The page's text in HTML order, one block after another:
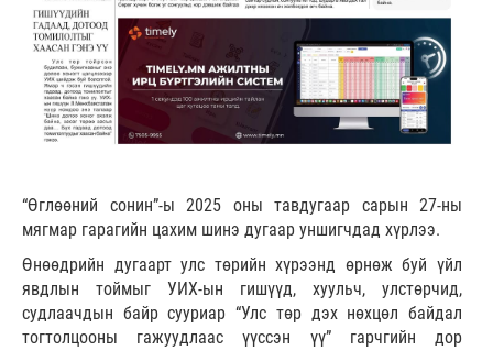
“Өглөөний сонин”-ы 2025 оны тавдугаар сарын 27-ны
мягмар гарагийн цахим шинэ дугаар уншигчдад хүрлээ.
Өнөөдрийн дугаарт улс төрийн хүрээнд өрнөж буй үйл
явдлын тоймыг УИХ-ын гишүүд, хуульч, улстөрчид,
судлаачдын байр сууриар “Улс төр дэх нөхцөл байдал
тогтолцооны гажуудлаас үүссэн үү” гарчгийн дор